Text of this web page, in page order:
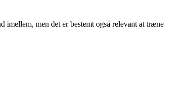
men det er bestemt også relevant at træne